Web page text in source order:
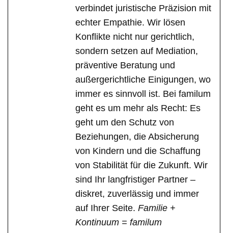
verbindet juristische Präzision mit
echter Empathie. Wir lösen
Konflikte nicht nur gerichtlich,
sondern setzen auf Mediation,
präventive Beratung und
außergerichtliche Einigungen, wo
immer es sinnvoll ist. Bei familum
geht es um mehr als Recht: Es
geht um den Schutz von
Beziehungen, die Absicherung
von Kindern und die Schaffung
von Stabilität für die Zukunft. Wir
sind Ihr langfristiger Partner –
diskret, zuverlässig und immer
auf Ihrer Seite. Familie +
Kontinuum = familum